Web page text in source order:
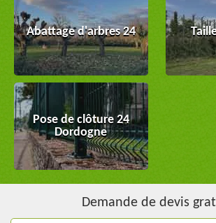
Abattage d'arbres 24
Pose de clôture 24
Dordogne
Demande de devis